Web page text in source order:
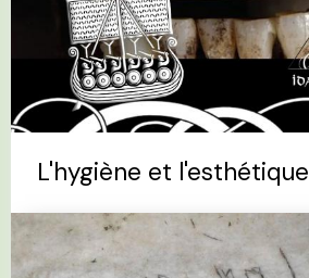
L'hygiène et l'esthétique